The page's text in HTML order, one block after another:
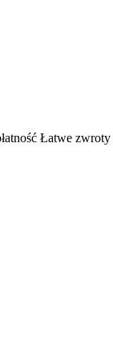
Łatwe zwroty